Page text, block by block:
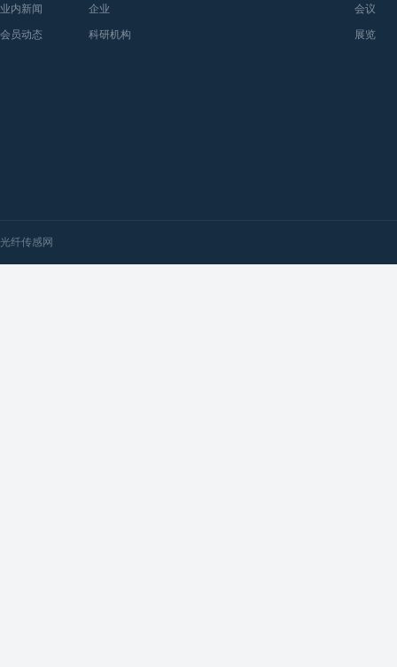
业内新闻
会员动态
企业
科研机构
会议
展览
光纤传感网